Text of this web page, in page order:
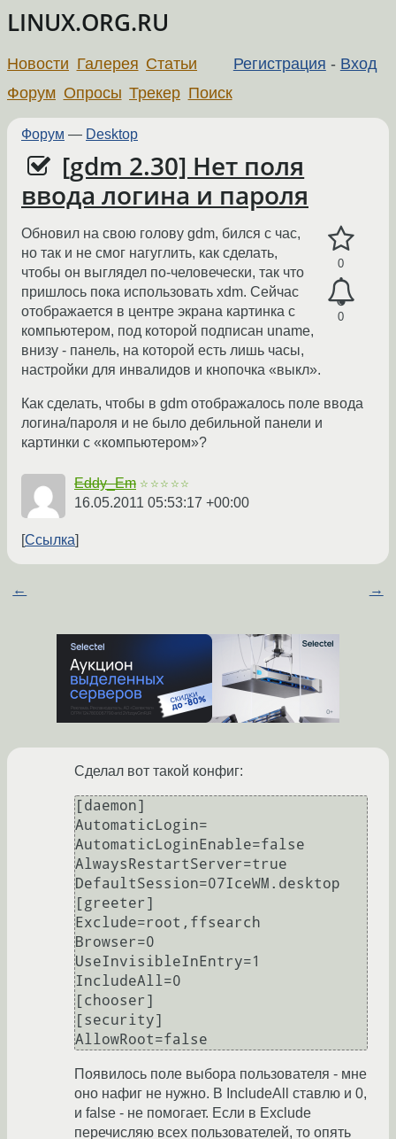
LINUX.ORG.RU
Регистрация - Вход
Новости Галерея Статьи
Форум Опросы Трекер Поиск
Форум — Desktop
[gdm 2.30] Нет поля
ввода логина и пароля
0
0
Обновил на свою голову gdm, бился с час,
но так и не смог нагуглить, как сделать,
чтобы он выглядел по-человечески, так что
пришлось пока использовать xdm. Сейчас
отображается в центре экрана картинка с
компьютером, под которой подписан uname,
внизу - панель, на которой есть лишь часы,
настройки для инвалидов и кнопочка «выкл».
Как сделать, чтобы в gdm отображалось поле ввода
логина/пароля и не было дебильной панели и
картинки с «компьютером»?
Eddy_Em ☆☆☆☆☆
16.05.2011 05:53:17 +00:00
Ссылка
← →
Сделал вот такой конфиг:
[daemon]
AutomaticLogin=
AutomaticLoginEnable=false
AlwaysRestartServer=true
DefaultSession=07IceWM.desktop
[greeter]
Exclude=root,ffsearch
Browser=0
UseInvisibleInEntry=1
IncludeAll=0
[chooser]
[security]
Появилось поле выбора пользователя - мне
оно нафиг не нужно. В IncludeAll ставлю и 0,
и false - не помогает. Если в Exclude
перечисляю всех пользователей, то опять